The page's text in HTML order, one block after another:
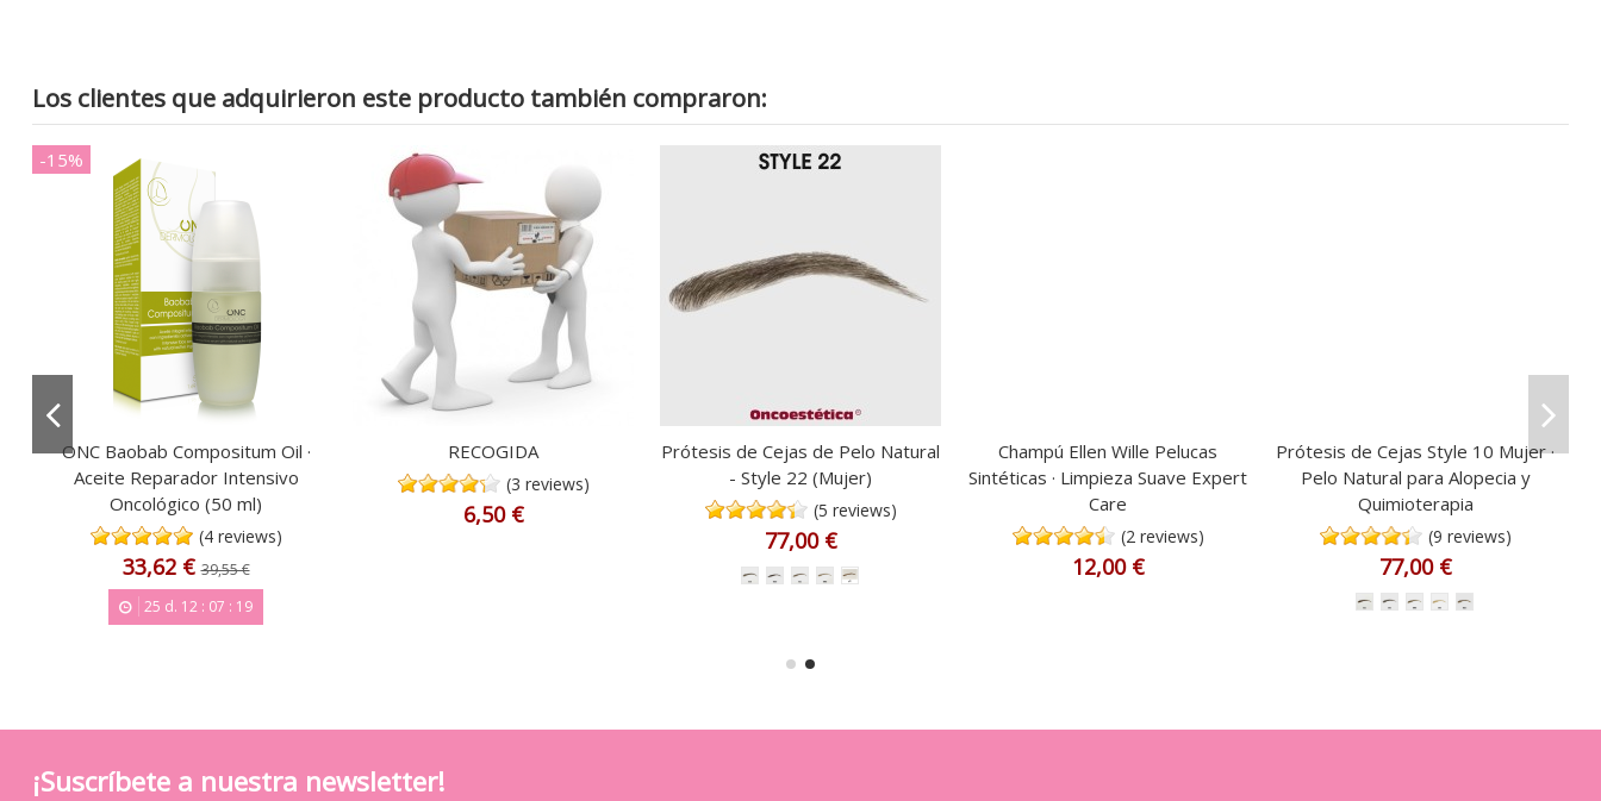
Los clientes que adquirieron este producto también compraron:
-15%
ONC Baobab Compositum Oil ·
Aceite Reparador Intensivo
Oncológico (50 ml)
(4 reviews)
33,62 €39,55 €
25 d. 12 : 07 : 18
RECOGIDA
(3 reviews)
6,50 €
Prótesis de Cejas de Pelo Natural
- Style 22 (Mujer)
(5 reviews)
77,00 €
Champú Ellen Wille Pelucas
Sintéticas · Limpieza Suave Expert
Care
(2 reviews)
12,00 €
Prótesis de Cejas Style 10 Mujer ·
Pelo Natural para Alopecia y
Quimioterapia
(9 reviews)
77,00 €
¡Suscríbete a nuestra newsletter!